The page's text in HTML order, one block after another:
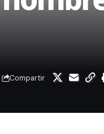
Compartir